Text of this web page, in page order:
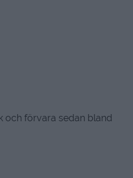
och förvara sedan bland